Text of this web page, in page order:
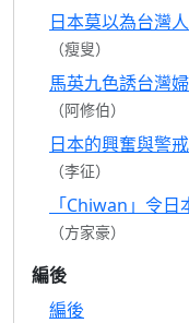
日本莫以為台灣
（瘦叟）
馬英九色誘台灣
（阿修伯）
日本的興奮與警戒
（李征）
「Chiwan」令日
（方家豪）
編後
編後